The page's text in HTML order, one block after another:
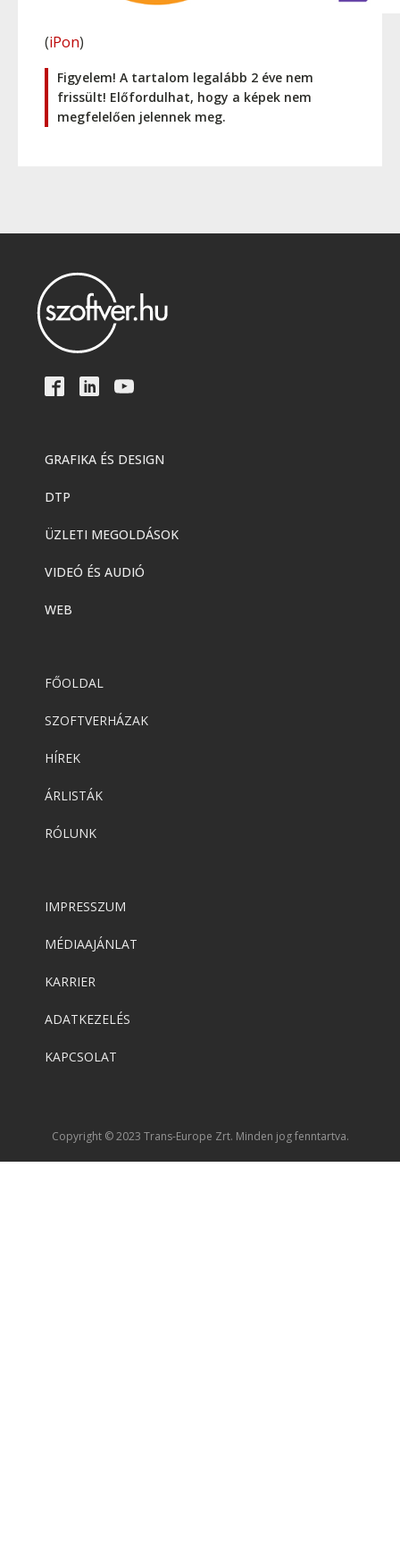
(iPon)
Figyelem! A tartalom legalább 2 éve nem
frissült! Előfordulhat, hogy a képek nem
megfelelően jelennek meg.
GRAFIKA ÉS DESIGN
DTP
ÜZLETI MEGOLDÁSOK
VIDEÓ ÉS AUDIÓ
WEB
FŐOLDAL
SZOFTVERHÁZAK
HÍREK
ÁRLISTÁK
RÓLUNK
IMPRESSZUM
MÉDIAAJÁNLAT
KARRIER
ADATKEZELÉS
KAPCSOLAT
Copyright © 2023 Trans-Europe Zrt. Minden jog fenntartva.